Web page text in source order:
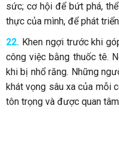
sức; cơ hội để bứt phá,
thực của mình, để phát
22. Khen ngợi trước khi
công việc bằng thuốc tê.
khi bị nhổ răng. Những
khát vọng sâu xa của mỗi
tôn trọng và được quan